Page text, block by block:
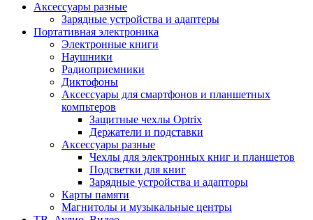
Аксессуары разные
Зарядные устройства и адаптеры
Портативная электроника
Электронные книги
Наушники
Радиоприемники
Диктофоны
Аксессуары для смартфонов и планшетных
компьтеров
Защитные чехлы Optrix
Держатели и подставки
Аксессуары разные
Чехлы для электронных книг и планшетов
Подсветки для книг
Зарядные устройства и адапторы
Карты памяти
Магнитолы и музыкальные центры